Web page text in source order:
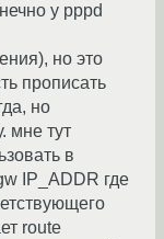
у pppd
но это
прописать
но
мне тут
в
IP_ADDR где
route